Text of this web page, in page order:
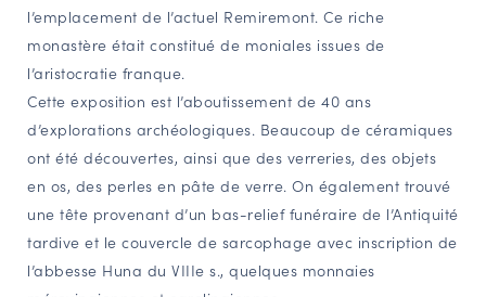
Étudiants & chercheurs
l’emplacement de l’actuel Remiremont. Ce riche
monastère était constitué de moniales issues de
l’aristocratie franque.
Cette exposition est l’aboutissement de 40 ans
d’explorations archéologiques. Beaucoup de céramiques
ont été découvertes, ainsi que des verreries, des objets
en os, des perles en pâte de verre. On également trouvé
une tête provenant d’un bas-relief funéraire de l’Antiquité
tardive et le couvercle de sarcophage avec inscription de
l’abbesse Huna du VIIIe s., quelques monnaies